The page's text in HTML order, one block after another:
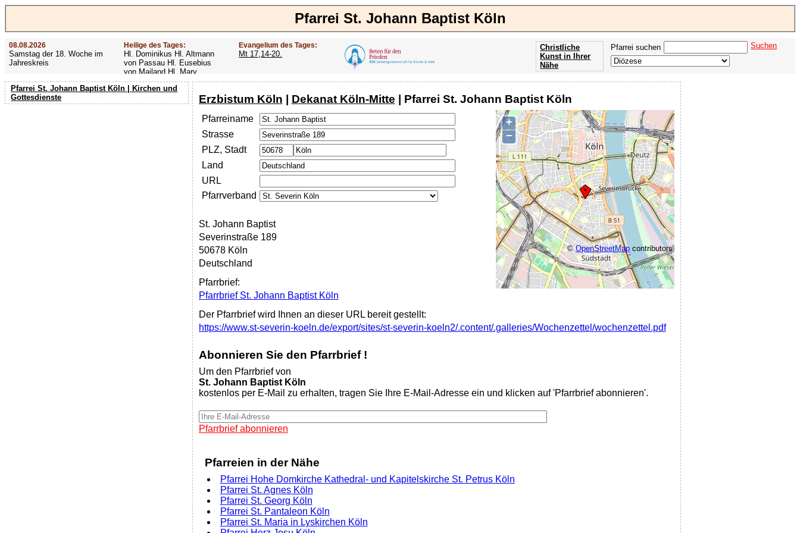
Pfarrei St. Johann Baptist Köln
08.08.2026
Samstag der 18. Woche im
Jahreskreis
Heilige des Tages:
Hl. Dominikus Hl. Altmann
von Passau Hl. Eusebius
von Mailand Hl. Mary
MacKillop Hl. Cyriakus Hl.
Hildiger Vierzehn heilige
Nothelfer Hl. Famian Hl.
Evangelium des Tages:
Mt 17,14-20.
Pfarrei suchen Suchen
Christliche
Kunst in Ihrer
Nähe
Pfarrei St. Johann Baptist Köln | Kirchen und
Gottesdienste
Erzbistum Köln | Dekanat Köln-Mitte | Pfarrei St. Johann Baptist Köln
+
−
©OpenStreetMap contributors
Pfarreiname
Strasse
PLZ, Stadt
Land
URL
Pfarrverband
St. Johann Baptist
Severinstraße 189
50678 Köln
Deutschland
Pfarrbrief:
Pfarrbrief St. Johann Baptist Köln
Der Pfarrbrief wird Ihnen an dieser URL bereit gestellt:
https://www.st-severin-koeln.de/export/sites/st-severin-koeln2/.content/.galleries/Wochenzettel/wochenzettel.pdf
Abonnieren Sie den Pfarrbrief !
Um den Pfarrbrief von
St. Johann Baptist Köln
kostenlos per E-Mail zu erhalten, tragen Sie Ihre E-Mail-Adresse ein und klicken auf 'Pfarrbrief abonnieren'.
Pfarrbrief abonnieren
Pfarreien in der Nähe
Pfarrei Hohe Domkirche Kathedral- und Kapitelskirche St. Petrus Köln
Pfarrei St. Agnes Köln
Pfarrei St. Georg Köln
Pfarrei St. Pantaleon Köln
Pfarrei St. Maria in Lyskirchen Köln